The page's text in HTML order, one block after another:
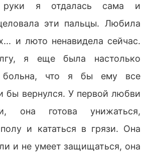
я отдалась сама и
эти пальцы. Любила
и люто ненавидела сейчас.
я еще была настолько
больна, что я бы ему все
бы вернулся. У первой любви
она готова унижаться,
и кататься в грязи. Она
и не умеет защищаться, она